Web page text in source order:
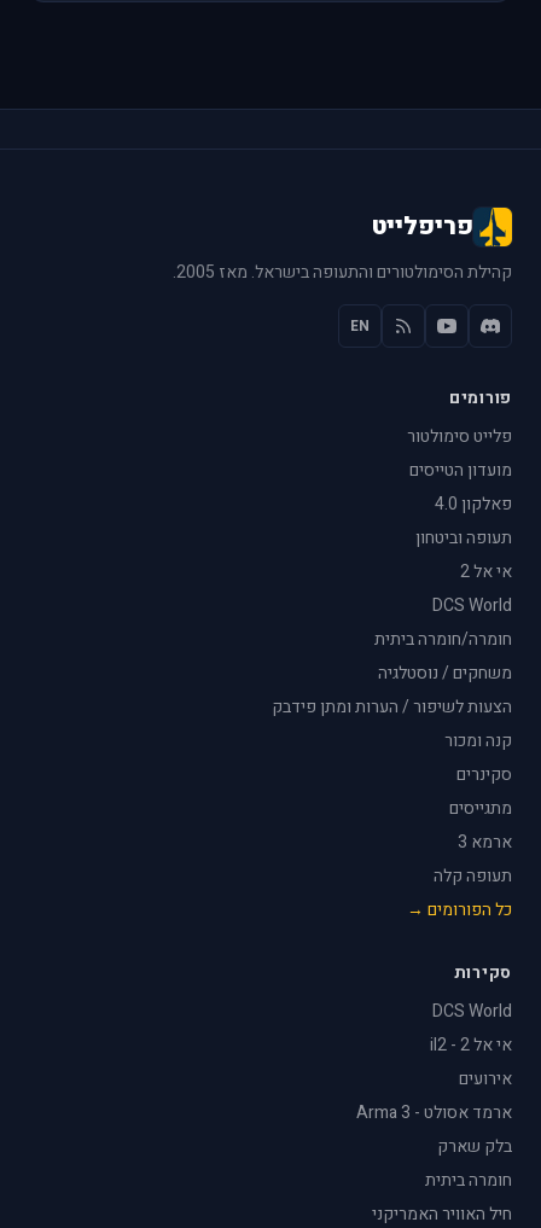
פריפלייט
קהילת הסימולטורים והתעופה בישראל. מאז 2005.
EN
פורומים
פלייט סימולטור
מועדון הטייסים
פאלקון 4.0
תעופה וביטחון
אי אל 2
DCS World
חומרה/חומרה ביתית
משחקים / נוסטלגיה
הצעות לשיפור / הערות ומתן פידבק
קנה ומכור
סקינרים
מתגייסים
ארמא 3
תעופה קלה
כל הפורומים →
סקירות
DCS World
אי אל 2 - il2
אירועים
ארמד אסולט - Arma 3
בלק שארק
חומרה ביתית
חיל האוויר האמריקני